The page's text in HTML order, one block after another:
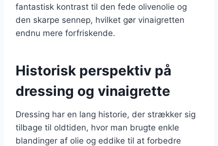
fantastisk kontrast til den fede olivenolie og
den skarpe sennep, hvilket gør vinaigretten
endnu mere forfriskende.
Historisk perspektiv på
dressing og vinaigrette
Dressing har en lang historie, der strækker sig
tilbage til oldtiden, hvor man brugte enkle
blandinger af olie og eddike til at forbedre